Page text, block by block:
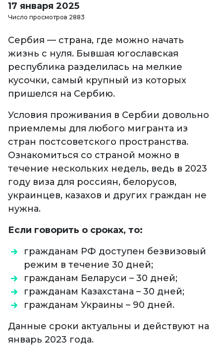
17 января 2025
Число просмотров 2883
Сербия — страна, где можно начать
жизнь с нуля. Бывшая югославская
республика разделилась на мелкие
кусочки, самый крупный из которых
пришелся на Сербию.
Условия проживания в Сербии довольно
приемлемы для любого мигранта из
стран постсоветского пространства.
Ознакомиться со страной можно в
течение нескольких недель, ведь в 2023
году виза для россиян, белорусов,
украинцев, казахов и других граждан не
нужна.
Если говорить о сроках, то:
гражданам РФ доступен безвизовый
режим в течение 30 дней;
гражданам Беларуси – 30 дней;
гражданам Казахстана – 30 дней;
гражданам Украины – 90 дней.
Данные сроки актуальны и действуют на
январь 2023 года.